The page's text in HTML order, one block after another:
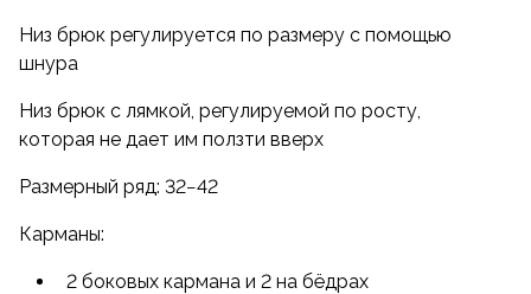
Низ брюк регулируется по размеру с помощью
шнура
Низ брюк с лямкой, регулируемой по росту,
которая не дает им ползти вверх
Размерный ряд: 32−42
Карманы:
2 боковых кармана и 2 на бёдрах